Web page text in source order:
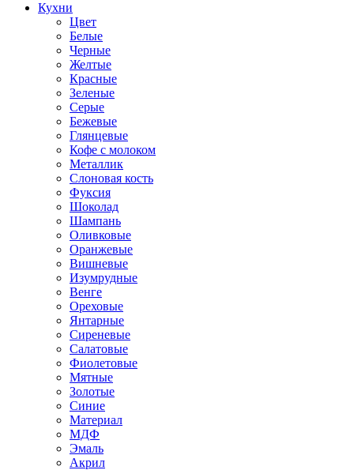
Кухни
Цвет
Белые
Черные
Желтые
Красные
Зеленые
Серые
Бежевые
Глянцевые
Кофе с молоком
Металлик
Слоновая кость
Фуксия
Шоколад
Шампань
Оливковые
Оранжевые
Вишневые
Изумрудные
Венге
Ореховые
Янтарные
Сиреневые
Салатовые
Фиолетовые
Мятные
Золотые
Синие
Материал
МДФ
Эмаль
Акрил